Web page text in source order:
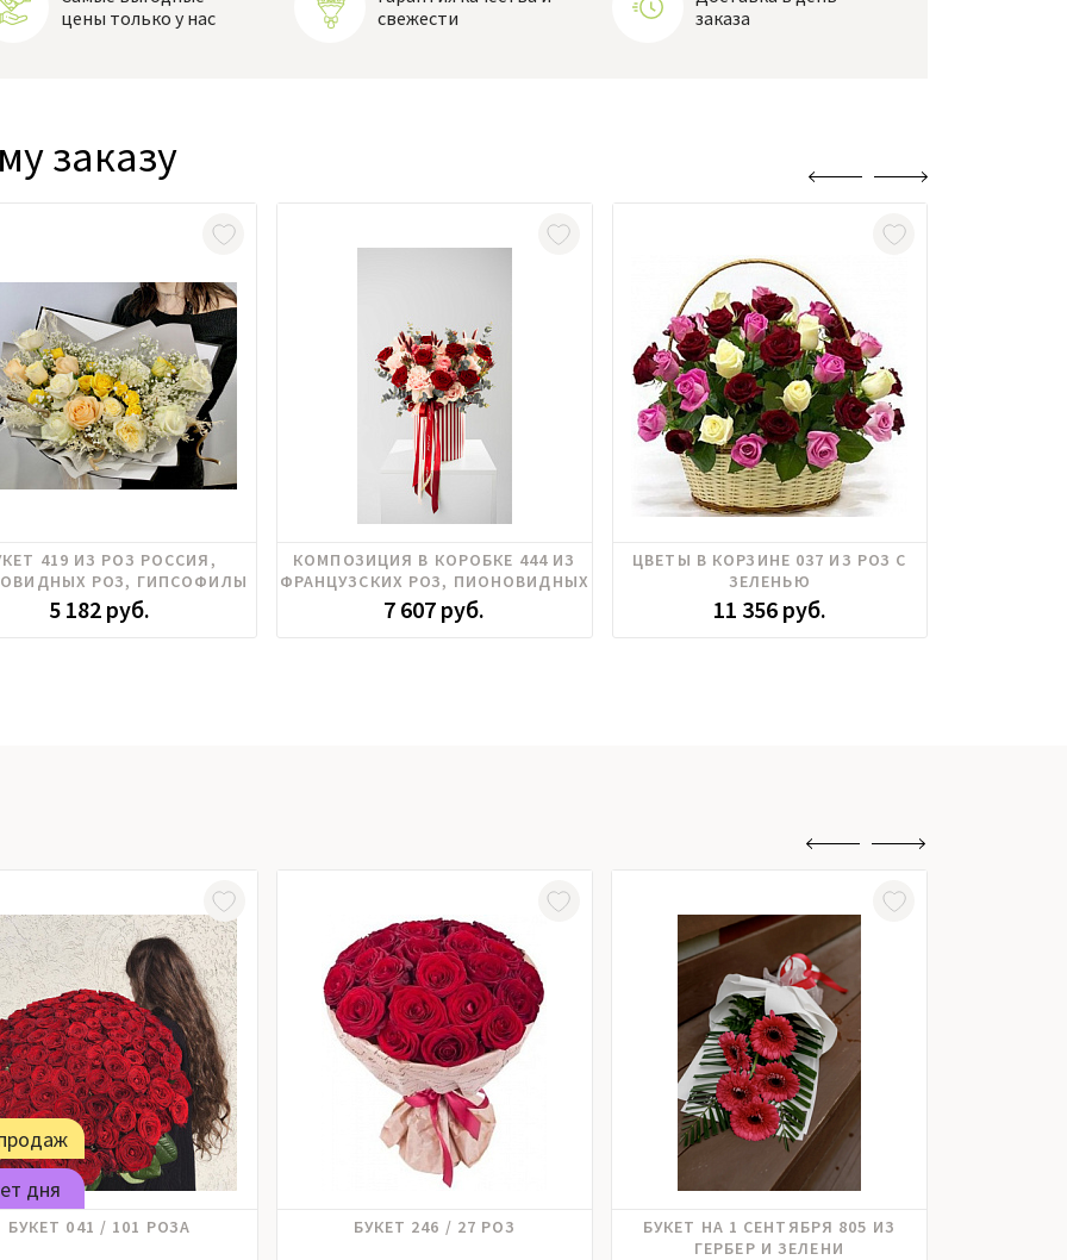
цены только у нас
свежести
заказа
заказу
розы, Роза кустовая,
Розы российские
419 ИЗ РОЗ РОССИЯ,
РОЗ, ГИПСОФИЛЫ
5 182 руб.
Пионовидные розы, Розы
российские, Розы эквадор, Эвкалипт
КОМПОЗИЦИЯ В КОРОБКЕ 444 ИЗ
ФРАНЦУЗСКИХ РОЗ, ПИОНОВИДНЫХ
РОЗ
7 607 руб.
Розы российские
ЦВЕТЫ В КОРЗИНЕ 037 ИЗ РОЗ С
ЗЕЛЕНЬЮ
11 356 руб.
Розы российские
дня
БУКЕТ 041 / 101 РОЗА Розы российские
БУКЕТ 246 / 27 РОЗ Гербера
БУКЕТ НА 1 СЕНТЯБРЯ 805 ИЗ
ГЕРБЕР И ЗЕЛЕНИ